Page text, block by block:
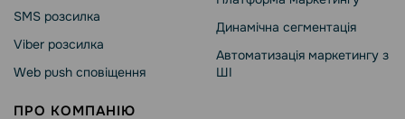
SMS розсилка
Viber розсилка
Web push сповіщення
Динамічна сегментація
Автоматизація маркетингу з
ШІ
ПРО КОМПАНІЮ